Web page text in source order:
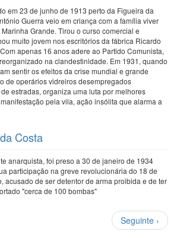
em 23 de junho de 1913 perto da Figueira da
Guerra veio em criança com a família viver
Grande. Tirou o curso comercial e
muito jovem nos escritórios da fábrica Ricardo
apenas 16 anos adere ao Partido Comunista,
na clandestinidade. Em 1931, quando
sentir os efeitos da crise mundial e grande
de operários vidreiros desempregados
estradas, organiza uma luta por melhores
pela vila, ação insólita que alarma a
Costa
anarquista, foi preso a 30 de janeiro de 1934
participação na greve revolucionária do 18 de
acusado de ser detentor de arma proibida e de ter
"cerca de 100 bombas"
Próxima
página
Seguinte ›